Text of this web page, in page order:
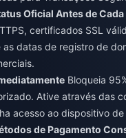
Oficial Antes de
certificados SSL
as datas de registro de
Bloqueia
Ative através das
acesso ao dispositivo
de Pagamento